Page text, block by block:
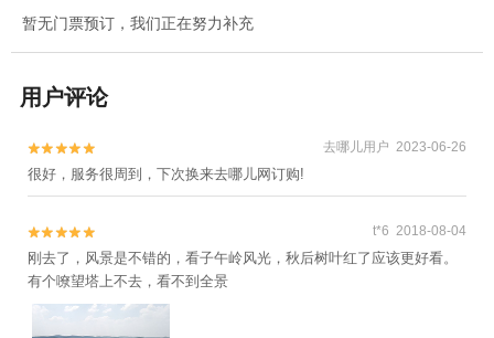
暂无门票预订，我们正在努力补充
用户评论

 去哪儿用户 2023-06-26
很好，服务很周到，下次换来去哪儿网订购!

 t*6 2018-08-04
刚去了，风景是不错的，看子午岭风光，秋后树叶红了应该更好看。
有个嘹望塔上不去，看不到全景